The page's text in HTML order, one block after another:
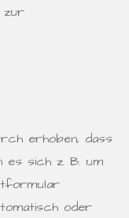
zur
erhoben, dass
es sich z. B. um
oder